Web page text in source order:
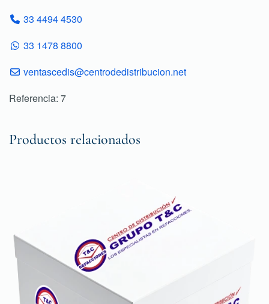
33 4494 4530
33 1478 8800
ventascedis@centrodedistribucion.net
Referencia: 7
Productos relacionados